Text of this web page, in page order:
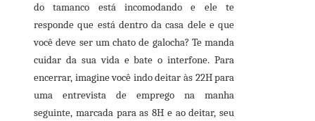
do tamanco está incomodando e ele te
responde que está dentro da casa dele e que
você deve ser um chato de galocha? Te manda
cuidar da sua vida e bate o interfone. Para
encerrar, imagine você indo deitar às 22H para
uma entrevista de emprego na manha
seguinte, marcada para as 8H e ao deitar, seu